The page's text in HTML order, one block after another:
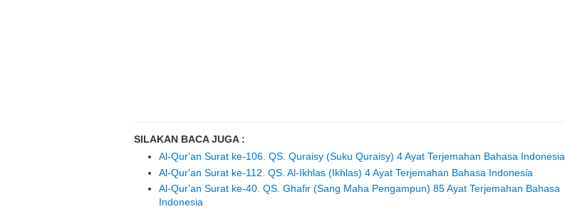
SILAKAN BACA JUGA :
Al-Qur'an Surat ke-106. QS. Quraisy (Suku Quraisy) 4 Ayat Terjemahan Bahasa Indonesia
Al-Qur'an Surat ke-112. QS. Al-Ikhlas (Ikhlas) 4 Ayat Terjemahan Bahasa Indonesia
Al-Qur'an Surat ke-40. QS. Ghafir (Sang Maha Pengampun) 85 Ayat Terjemahan Bahasa
Indonesia